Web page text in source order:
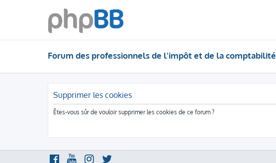
Forum des professionnels de l'impôt et de la comptabilité
Supprimer les cookies
Êtes-vous sûr de vouloir supprimer les cookies de ce forum ?